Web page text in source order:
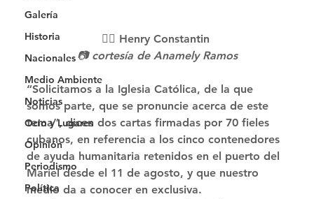
Galería
Historia
Nacionales
Medio Ambiente
Noticias
Ocio y Lugares
Opinión
Periodismo
Política
✍🏻 Henry Constantin
📷 cortesía de Anamely Ramos
“Solicitamos a la Iglesia Católica, de la que
somos parte, que se pronuncie acerca de este
tema”, dicen dos cartas firmadas por 70 fieles
cubanos, en referencia a los cinco contenedores
de ayuda humanitaria retenidos en el puerto del
Mariel desde el 11 de agosto, y que nuestro
medio da a conocer en exclusiva.